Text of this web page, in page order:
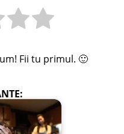
Fii tu primul. 🙂